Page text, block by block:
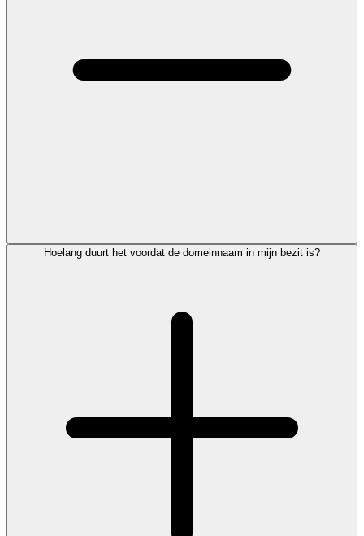
Hoelang duurt het voordat de domeinnaam in mijn bezit is?